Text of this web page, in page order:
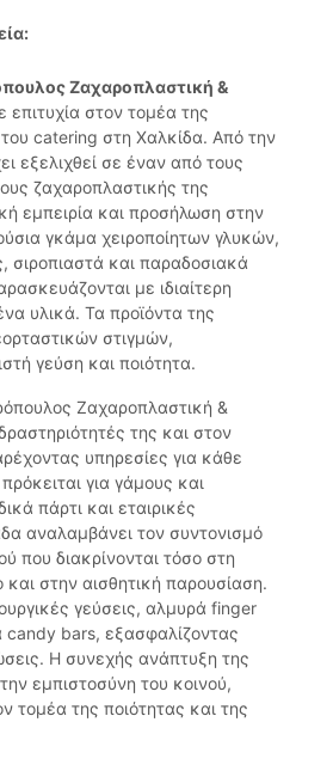
Ζαχαροπλαστική &
επιτυχία στον τομέα της
catering στη Χαλκίδα. Από την
εξελιχθεί σε έναν από τους
ζαχαροπλαστικής της
εμπειρία και προσήλωση στην
γκάμα χειροποίητων γλυκών,
σιροπιαστά και παραδοσιακά
με ιδιαίτερη
υλικά. Τα προϊόντα της
στιγμών,
γεύση και ποιότητα.
Ζαχαροπλαστική &
της και στον
υπηρεσίες για κάθε
για γάμους και
πάρτι και εταιρικές
αναλαμβάνει τον συντονισμό
που διακρίνονται τόσο στη
και στην αισθητική παρουσίαση.
γεύσεις, αλμυρά finger
bars, εξασφαλίζοντας
Η συνεχής ανάπτυξη της
εμπιστοσύνη του κοινού,
τομέα της ποιότητας και της